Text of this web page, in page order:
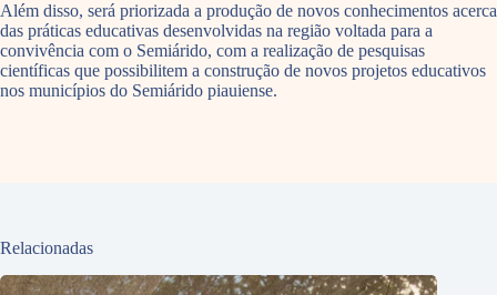
Além disso, será priorizada a produção de novos conhecimentos acerca
das práticas educativas desenvolvidas na região voltada para a
convivência com o Semiárido, com a realização de pesquisas
científicas que possibilitem a construção de novos projetos educativos
nos municípios do Semiárido piauiense.
Relacionadas